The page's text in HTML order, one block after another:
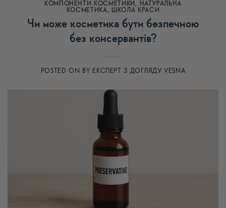
КОМПОНЕНТИ КОСМЕТИКИ ,
НАТУРАЛЬНА
КОСМЕТИКА, ШКОЛА КРАСИ
Чи може косметика бути безпечною
без консервантів?
POSTED ON BY ЕКСПЕРТ З ДОГЛЯДУ VESNA